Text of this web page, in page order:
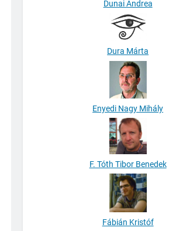
Dunai Andrea
Dura Márta
Enyedi Nagy Mihály
F. Tóth Tibor Benedek
Fábián Kristóf